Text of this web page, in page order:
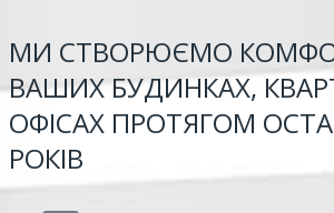
МИ СТВОРЮЄМО
ВАШИХ БУДИНКАХ,
ОФІСАХ ПРОТЯГОМ
РОКІВ